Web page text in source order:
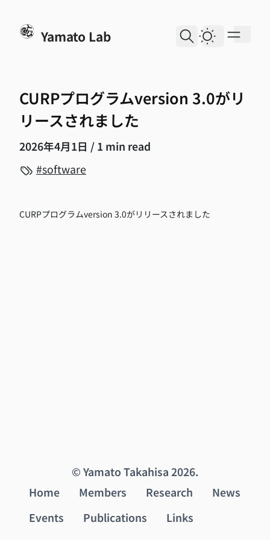
skip to content
Yamato Lab Dark
CURPプログラムversion 3.0がリ
リースされました
2026年4月1日 / 1 min read
software
CURPプログラムversion 3.0がリリースされました
© Yamato Takahisa 2026.
Home
Members Research
News
Events
Publications Links